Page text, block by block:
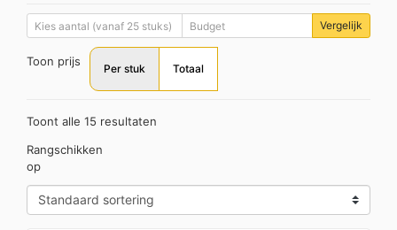
Vergelijk
Toon prijs
Per stuk Totaal
Toont alle 15 resultaten
Rangschikken
op